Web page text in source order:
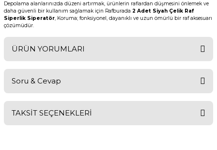
Depolama alanlarınızda düzeni artırmak, ürünlerin raflardan düşmesini önlemek ve
daha güvenli bir kullanım sağlamak için Rafburada 2 Adet Siyah Çelik Raf
Siperlik Siperatör, Koruma; fonksiyonel, dayanıklı ve uzun ömürlü bir raf aksesuarı
çözümüdür.
ÜRÜN YORUMLARI
Soru & Cevap
Ürün hakkında henüz soru sorulmamış.
TAKSİT SEÇENEKLERİ